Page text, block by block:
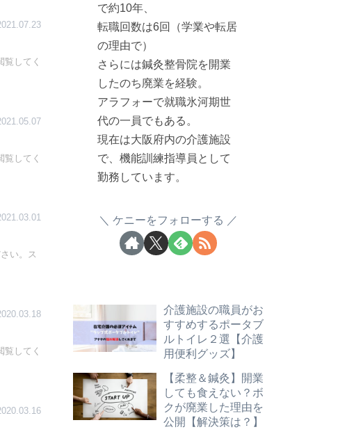
してく
してく
い。ス
してく
で約10年、
転職回数は6回（学業や転居
の理由で）
さらには鍼灸整骨院を開業
したのち廃業を経験。
アラフォーで就職氷河期世
代の一員でもある。
現在は大阪府内の介護施設
で、機能訓練指導員として
勤務しています。
ケニーをフォローする
介護施設の職員がお
すすめするポータブ
ルトイレ２選【介護
用便利グッズ】
【柔整＆鍼灸】開業
しても食えない？ボ
クが廃業した理由を
公開【解決策は？】